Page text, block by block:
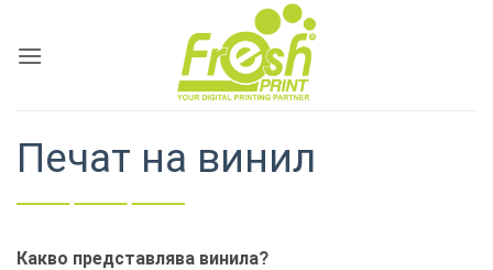
content
Печат на винил
Какво представлява винила?